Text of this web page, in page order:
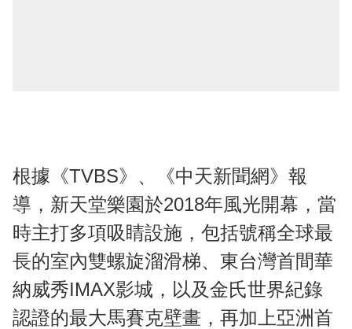
根據《TVBS》、《中天新聞網》報
導，新天堂樂園於2018年風光開幕，當
時主打多項吸睛設施，包括號稱全球最
長的室內雙螺旋溜滑梯、東台灣首間華
納威秀IMAX影城，以及金氏世界紀錄
認證的最大馬賽克壁畫，再加上亞洲首